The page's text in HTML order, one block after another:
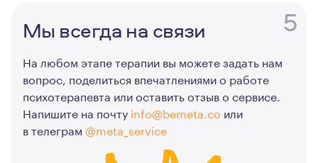
5
Мы всегда на связи
На любом этапе терапии вы можете задать нам
вопрос, поделиться впечатлениями о работе
психотерапевта или оставить отзыв о сервисе.
Напишите на почту info@bemeta.co или
в телеграм @meta_service